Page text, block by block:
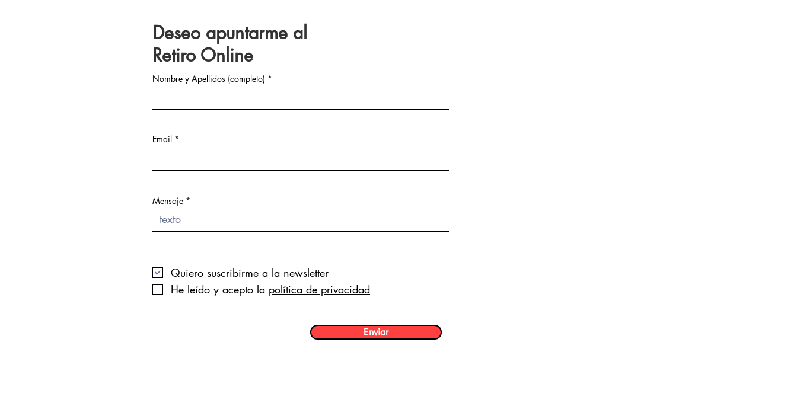
Deseo apuntarme al
Retiro Online
Nombre y Apellidos (completo)
Email
Mensaje
Quiero suscribirme a la newsletter
He leído y acepto la política de privacidad
Enviar